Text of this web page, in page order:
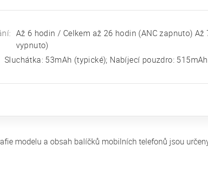
Až 6 hodin / Celkem až 26 hodin (ANC zapnuto)
vypnuto)
Sluchátka: 53mAh (typické); Nabíjecí pouzdro:
modelu a obsah balíčků mobilních telefonů jsou